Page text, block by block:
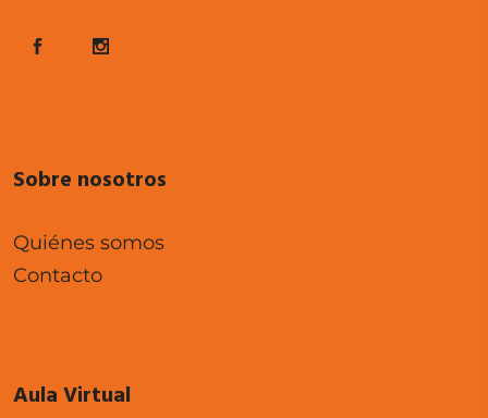
Sobre nosotros
Quiénes somos
Contacto
Aula Virtual